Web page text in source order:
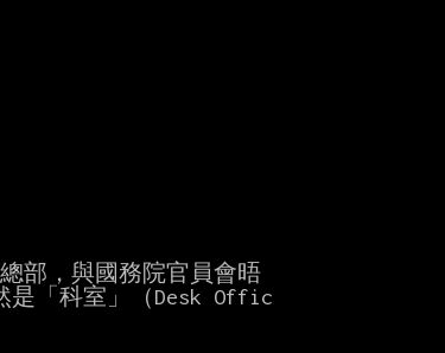
部，與國務院官員會晤
是「科室」（Desk Offic